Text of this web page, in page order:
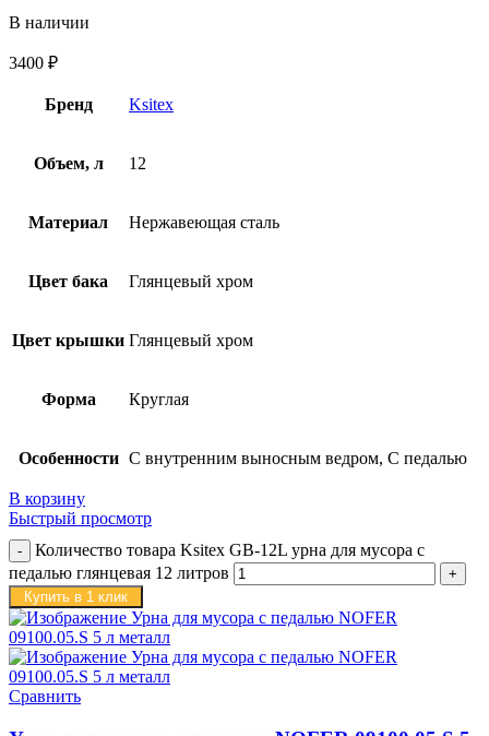
В наличии
3400 ₽
Бренд Ksitex
Объем, л 12
Материал Нержавеющая сталь
Цвет бака Глянцевый хром
Цвет крышки Глянцевый хром
Форма Круглая
Особенности С внутренним выносным ведром, С педалью
В корзину
Быстрый просмотр
Количество товара Ksitex GB-12L урна для мусора с
педалью глянцевая 12 литров
Купить в 1 клик
Сравнить